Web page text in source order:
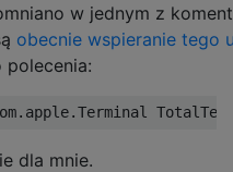
w jednym z
obecnie wspieranie tego
dla mnie.